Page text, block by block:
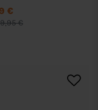
- 109188
€
€